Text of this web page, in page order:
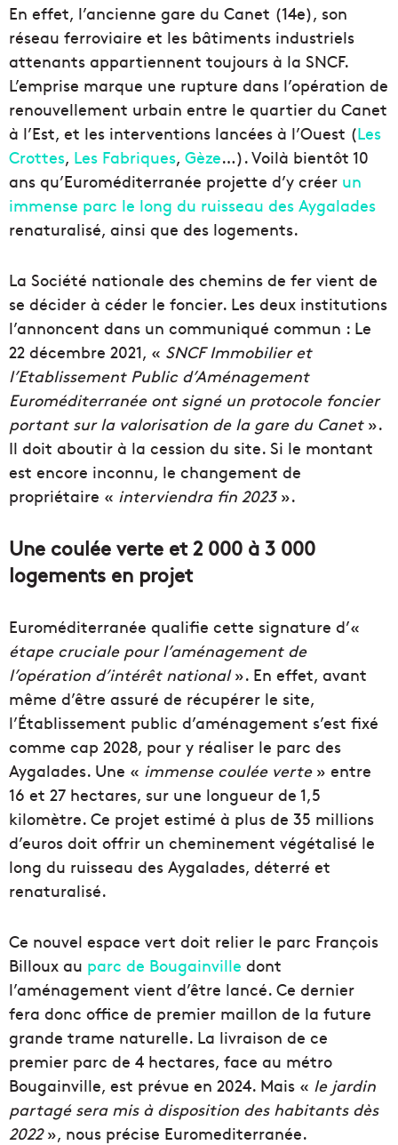
En effet, l’ancienne gare du Canet (14e), son
réseau ferroviaire et les bâtiments industriels
attenants appartiennent toujours à la SNCF.
L’emprise marque une rupture dans l’opération de
renouvellement urbain entre le quartier du Canet
à l’Est, et les interventions lancées à l’Ouest (Les
Crottes, Les Fabriques, Gèze…). Voilà bientôt 10
ans qu’Euroméditerranée projette d’y créer un
immense parc le long du ruisseau des Aygalades
renaturalisé, ainsi que des logements.
La Société nationale des chemins de fer vient de
se décider à céder le foncier. Les deux institutions
l’annoncent dans un communiqué commun : Le
22 décembre 2021, « SNCF Immobilier et
l’Etablissement Public d’Aménagement
Euroméditerranée ont signé un protocole foncier
portant sur la valorisation de la gare du Canet».
Il doit aboutir à la cession du site. Si le montant
est encore inconnu, le changement de
propriétaire « interviendra fin 2023».
Une coulée verte et 2 000 à 3 000
logements en projet
Euroméditerranée qualifie cette signature d’«
étape cruciale pour l’aménagement de
l’opération d’intérêt national». En effet, avant
même d’être assuré de récupérer le site,
l’Établissement public d’aménagement s’est fixé
comme cap 2028, pour y réaliser le parc des
Aygalades. Une « immense coulée verte» entre
16 et 27 hectares, sur une longueur de 1,5
kilomètre. Ce projet estimé à plus de 35 millions
d’euros doit offrir un cheminement végétalisé le
long du ruisseau des Aygalades, déterré et
renaturalisé.
Ce nouvel espace vert doit relier le parc François
Billoux au parc de Bougainville dont
l’aménagement vient d’être lancé. Ce dernier
fera donc office de premier maillon de la future
grande trame naturelle. La livraison de ce
premier parc de 4 hectares, face au métro
Bougainville, est prévue en 2024. Mais « le jardin
partagé sera mis à disposition des habitants dès
2022», nous précise Euromediterranée.